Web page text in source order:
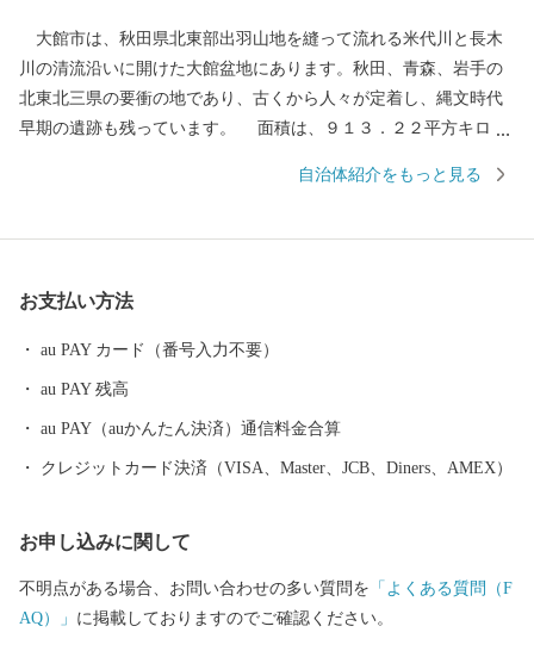
大館市は、秋田県北東部出羽山地を縫って流れる米代川と長木
川の清流沿いに開けた大館盆地にあります。秋田、青森、岩手の
北東北三県の要衝の地であり、古くから人々が定着し、縄文時代
早期の遺跡も残っています。 面積は、９１３．２２平方キロメ
能代空港）や日本海沿岸東北自動車道などの高速交通体系の整備
ふるさとの味「きりたんぽ鍋」の本場 ・日本三大美味鶏「比内
地鶏」 ・安全安心な「あきたこまち100％のお米」 ・出荷頭
さと 【大館市の特産品が、テレビや記事で紹介されていま
す！！】 ▼ベニヤマきりたんぽ工房のスープを使用している
「きりたんぽラーメン」がテレビで紹介されました。 2025
8（いーわっぱ）がテレビで紹介されました。 2022年9月1日
(木)19:30～ / NHK総合 「サラメシ」
自治体紹介をもっと見る
お支払い方法
au PAY カード（番号入力不要）
au PAY 残高
au PAY（auかんたん決済）通信料金合算
クレジットカード決済（VISA、Master、JCB、Diners、AMEX）
お申し込みに関して
不明点がある場合、お問い合わせの多い質問を 「よくある質問（F
AQ）」 に掲載しておりますのでご確認ください。